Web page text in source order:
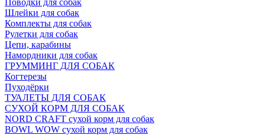
Поводки для собак
Шлейки для собак
Комплекты для собак
Рулетки для собак
Цепи, карабины
Намордники для собак
ГРУММИНГ ДЛЯ СОБАК
Когтерезы
Пуходёрки
ТУАЛЕТЫ ДЛЯ СОБАК
СУХОЙ КОРМ ДЛЯ СОБАК
NORD CRAFT сухой корм для собак
BOWL WOW сухой корм для собак